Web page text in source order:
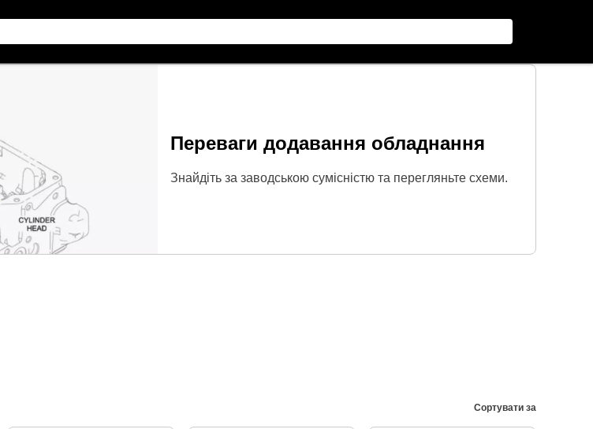
Переваги додавання обладнання
Знайдіть за заводською сумісністю та перегляньте схеми.
Сортувати за